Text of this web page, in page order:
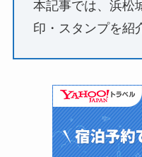
本記事では、浜松
印・スタンプを紹